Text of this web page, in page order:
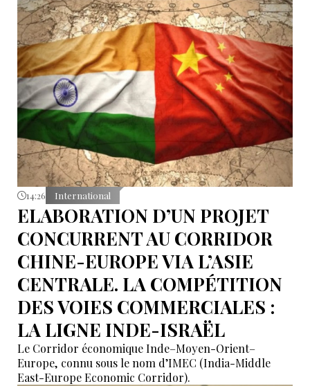
14:26 International
ELABORATION D’UN PROJET
CONCURRENT AU CORRIDOR
CHINE-EUROPE VIA L’ASIE
CENTRALE. LA COMPÉTITION
DES VOIES COMMERCIALES :
LA LIGNE INDE-ISRAËL
Le Corridor économique Inde–Moyen-Orient–
Europe, connu sous le nom d’IMEC (India-Middle
East-Europe Economic Corridor).